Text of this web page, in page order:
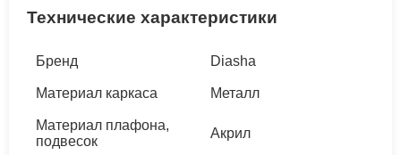
Технические характеристики
Бренд Diasha
Материал каркаса Металл
Материал плафона,
подвесок
Акрил